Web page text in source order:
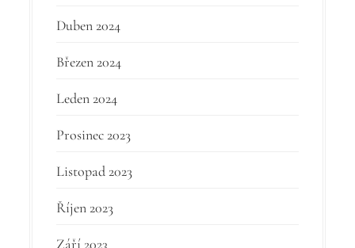
Duben 2024
Březen 2024
Leden 2024
Prosinec 2023
Listopad 2023
Říjen 2023
Září 2023